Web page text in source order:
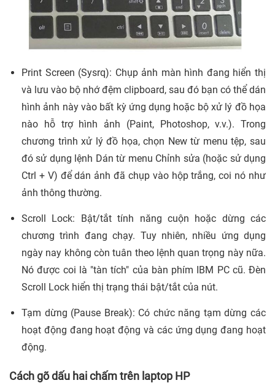
Print Screen (Sysrq): Chụp ảnh màn hình đang hiển thị
và lưu vào bộ nhớ đệm clipboard, sau đó bạn có thể dán
hình ảnh này vào bất kỳ ứng dụng hoặc bộ xử lý đồ họa
nào hỗ trợ hình ảnh (Paint, Photoshop, v.v.). Trong
chương trình xử lý đồ họa, chọn New từ menu tệp, sau
đó sử dụng lệnh Dán từ menu Chỉnh sửa (hoặc sử dụng
Ctrl + V) để dán ảnh đã chụp vào hộp trắng, coi nó như
ảnh thông thường.
Scroll Lock: Bật/tắt tính năng cuộn hoặc dừng các
chương trình đang chạy. Tuy nhiên, nhiều ứng dụng
ngày nay không còn tuân theo lệnh quan trọng này nữa.
Nó được coi là "tàn tích" của bàn phím IBM PC cũ. Đèn
Scroll Lock hiển thị trạng thái bật/tắt của nút.
Tạm dừng (Pause Break): Có chức năng tạm dừng các
hoạt động đang hoạt động và các ứng dụng đang hoạt
động.
Cách gõ dấu hai chấm trên laptop HP